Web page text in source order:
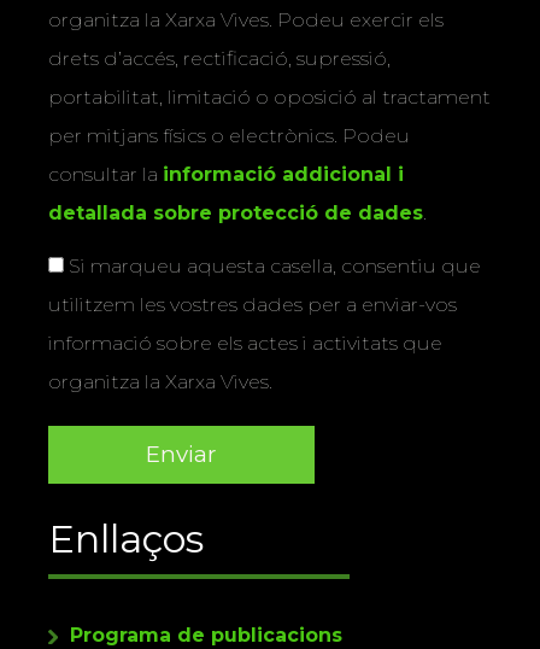
organitza la Xarxa Vives. Podeu exercir els
drets d’accés, rectificació, supressió,
portabilitat, limitació o oposició al tractament
per mitjans físics o electrònics. Podeu
consultar la informació addicional i
detallada sobre protecció de dades.
Si marqueu aquesta casella, consentiu que
utilitzem les vostres dades per a enviar-vos
informació sobre els actes i activitats que
organitza la Xarxa Vives.
Enllaços
Programa de publicacions